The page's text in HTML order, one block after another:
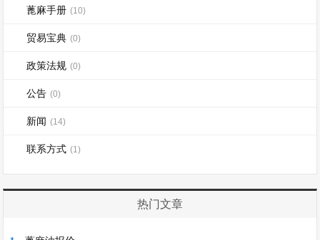
蓖麻手册 (10)
贸易宝典 (0)
政策法规 (0)
公告 (0)
新闻 (14)
联系方式 (1)
热门文章